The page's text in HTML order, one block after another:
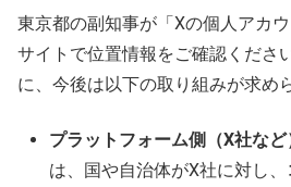
東京都の副知事が「Xの個人アカ
サイトで位置情報をご確認くださ
に、今後は以下の取り組みが求め
プラットフォーム側（X社な
は、国や自治体がX社に対し、